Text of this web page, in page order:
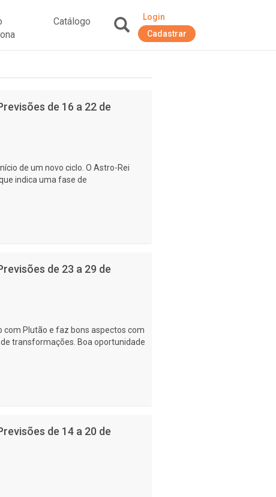
Catálogo
Login
Cadastrar
de 16 a 22 de
de um novo ciclo. O Astro-Rei
indica uma fase de
de 23 a 29 de
com Plutão e faz bons aspectos com
transformações. Boa oportunidade
de 14 a 20 de